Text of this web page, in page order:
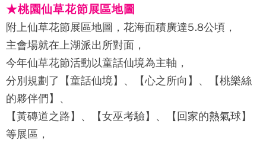
★桃園仙草花節展區地圖
附上仙草花節展區地圖，花海面積廣達5.8公頃，
主會場就在上湖派出所對面，
今年仙草花節活動以童話仙境為主軸，
分別規劃了【童話仙境】、【心之所向】、【桃樂絲
的夥伴們】、
【黃磚道之路】、【女巫考驗】、【回家的熱氣球】
等展區，